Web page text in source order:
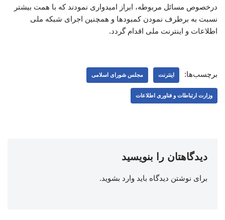
درخصوص مسائل مربوطه، ابراز امیدواری نمودند که با همت بیشتر
نسبت به برطرف نمودن کمبودها و همچنین اجرای شبکه ملی
اطلاعات و اینترنت ملی اقدام گردد.
برچسب‌ها: اینترنت مجلس شورای اسلامی
وزارت ارتباطات و فناوری اطلاعات
دیدگاهتان را بنویسید
برای نوشتن دیدگاه باید وارد بشوید.